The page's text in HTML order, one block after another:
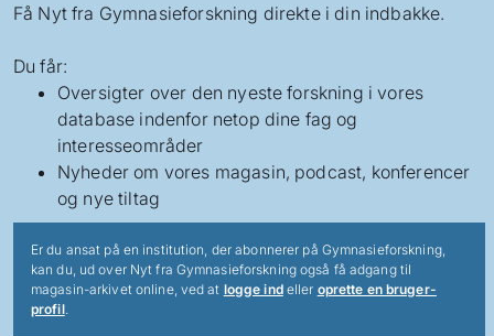
Få Nyt fra Gymnasieforskning direkte i din indbakke.
Du får:
Oversigter over den nyeste forskning i vores
database indenfor netop dine fag og
interesseområder
Nyheder om vores magasin, podcast, konferencer
og nye tiltag
Er du ansat på en institution, der abonnerer på Gymnasieforskning,
kan du, ud over Nyt fra Gymnasieforskning også få adgang til
magasin-arkivet online, ved at logge indeller oprette en bruger-
profil.